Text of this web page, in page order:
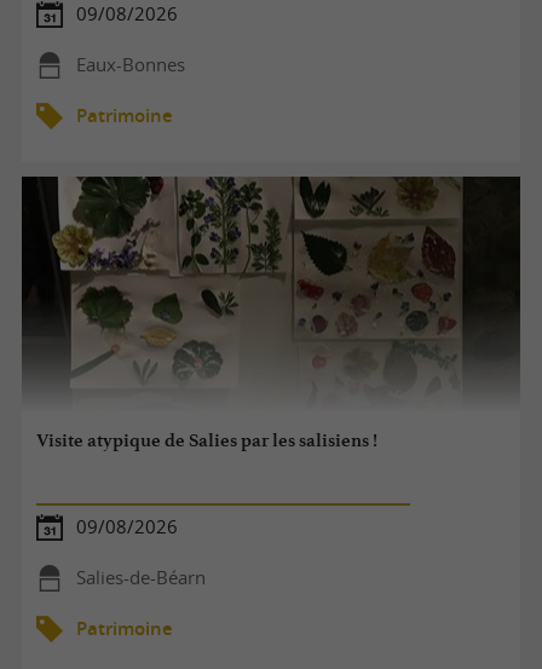
09/08/2026
Eaux-Bonnes
Patrimoine
Visite atypique de Salies par les salisiens !
09/08/2026
Salies-de-Béarn
Patrimoine